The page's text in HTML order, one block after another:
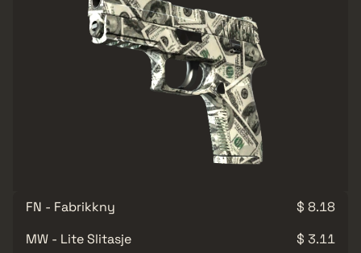
FN - Fabrikkny
$ 8.18
MW - Lite Slitasje
$ 3.11